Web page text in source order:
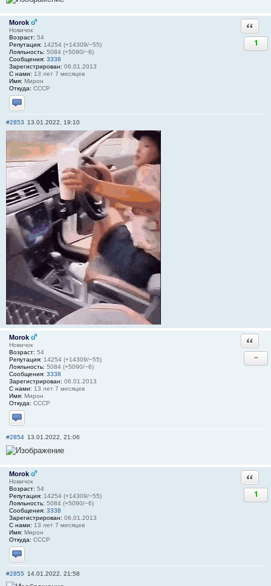
Morok
Новичок
Возраст: 54
Репутация: 14254 (+14309/−55)
Лояльность: 5084 (+5090/−6)
Сообщения: 3338
Зарегистрирован: 06.01.2013
С нами: 13 лет 7 месяцев
Имя: Мирон
Откуда: СССР
Отправить личное сообщение
1
#2853 13.01.2022, 19:10
Morok
Новичок
Возраст: 54
Репутация: 14254 (+14309/−55)
Лояльность: 5084 (+5090/−6)
Сообщения: 3338
Зарегистрирован: 06.01.2013
С нами: 13 лет 7 месяцев
Имя: Мирон
Откуда: СССР
Отправить личное сообщение
−
#2854 13.01.2022, 21:06
Morok
Новичок
Возраст: 54
Репутация: 14254 (+14309/−55)
Лояльность: 5084 (+5090/−6)
Сообщения: 3338
Зарегистрирован: 06.01.2013
С нами: 13 лет 7 месяцев
Имя: Мирон
Откуда: СССР
Отправить личное сообщение
1
#2855 14.01.2022, 21:58